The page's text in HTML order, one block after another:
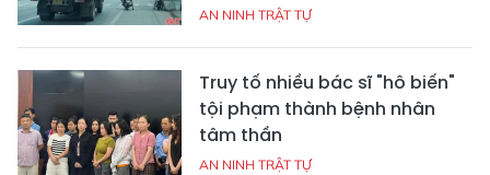
AN NINH TRẬT TỰ
Truy tố nhiều bác sĩ "hô biến"
tội phạm thành bệnh nhân
tâm thần
AN NINH TRẬT TỰ